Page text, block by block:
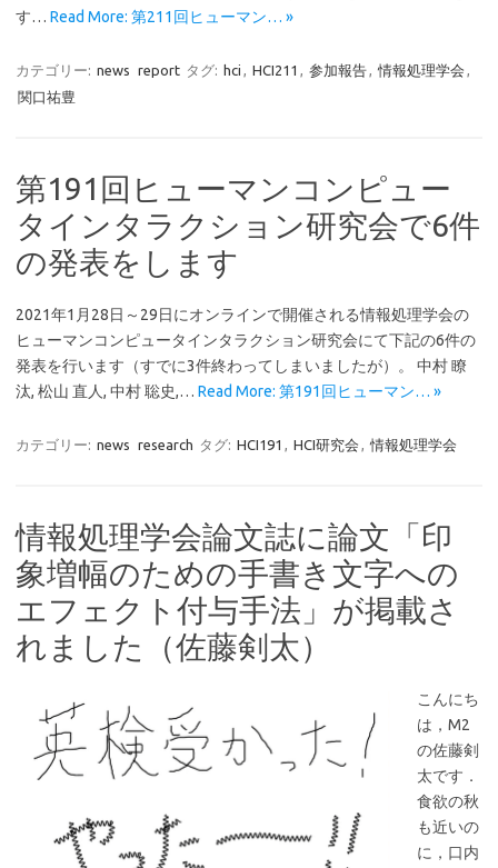
す… Read More: 第211回ヒューマン… »
カテゴリー: news report タグ: hci , HCI211 , 参加報告, 情報処理学会 ,
関口祐豊
第191回ヒューマンコンピュー
タインタラクション研究会で6件
の発表をします
2021年1月28日～29日にオンラインで開催される情報処理学会の
ヒューマンコンピュータインタラクション研究会にて下記の6件の
発表を行います（すでに3件終わってしまいましたが）。 中村 瞭
汰, 松山 直人, 中村 聡史,… Read More: 第191回ヒューマン… »
カテゴリー: news research タグ: HCI191 , HCI研究会 , 情報処理学会
情報処理学会論文誌に論文「印
象増幅のための手書き文字への
エフェクト付与手法」が掲載さ
れました（佐藤剣太）
こんにち
は，M2
の佐藤剣
太です．
食欲の秋
も近いの
に，口内